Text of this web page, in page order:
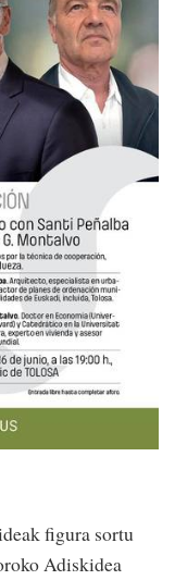
figura sortu
Adiskidea